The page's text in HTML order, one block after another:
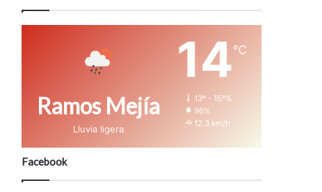
Ramos Mejía
Lluvia ligera
14℃
13º - 15º%
96%
12.3 km/h
Facebook